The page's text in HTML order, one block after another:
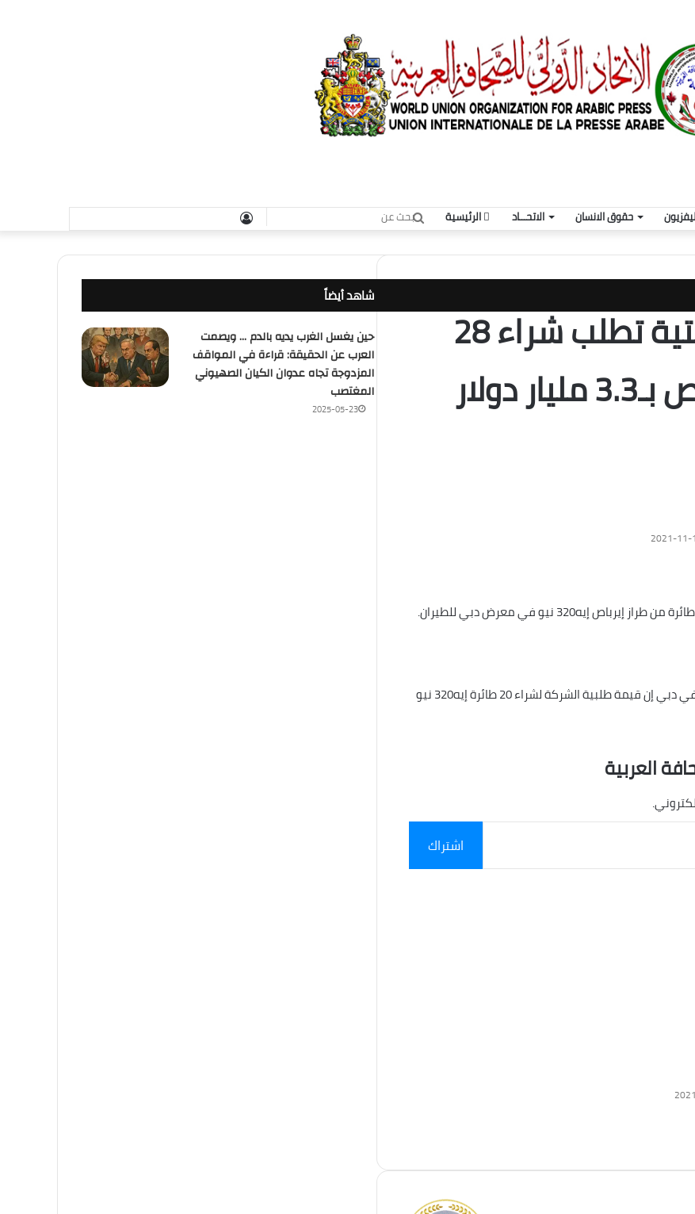
الرئيسية الاتحـــاد حقوق الانسان
بحث
تسجيل
طيران الجزيرة الكويتية تطلب شراء 28
2021-11-
وقال الرئيس التنفيذي لطيران الجزيرة روهيت راماشاندران في دبي إن قيمة طلبية الشركة لشراء 20 طائرة إيه320 نيو
العربية
اشتراك
شاهد أيضاً
حين يغسل الغرب يديه بالدم … ويصمت
العرب عن الحقيقة: قراءة في المواقف
المزدوجة تجاه عدوان الكيان الصهيوني
المغتصب
2025-05-23